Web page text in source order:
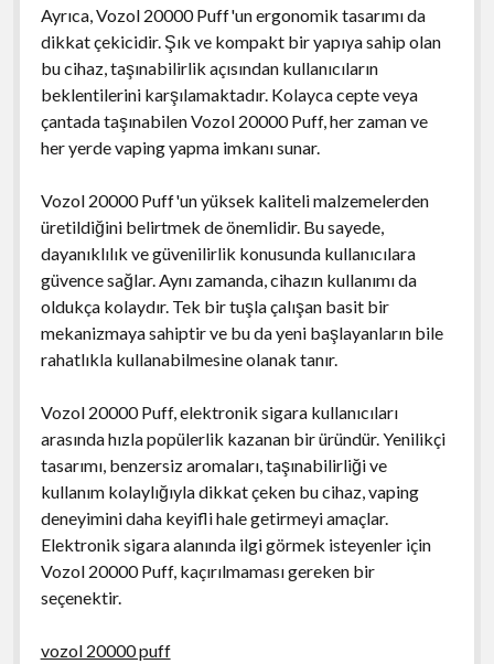
Ayrıca, Vozol 20000 Puff'un ergonomik tasarımı da
dikkat çekicidir. Şık ve kompakt bir yapıya sahip olan
bu cihaz, taşınabilirlik açısından kullanıcıların
beklentilerini karşılamaktadır. Kolayca cepte veya
çantada taşınabilen Vozol 20000 Puff, her zaman ve
her yerde vaping yapma imkanı sunar.
Vozol 20000 Puff'un yüksek kaliteli malzemelerden
üretildiğini belirtmek de önemlidir. Bu sayede,
dayanıklılık ve güvenilirlik konusunda kullanıcılara
güvence sağlar. Aynı zamanda, cihazın kullanımı da
oldukça kolaydır. Tek bir tuşla çalışan basit bir
mekanizmaya sahiptir ve bu da yeni başlayanların bile
rahatlıkla kullanabilmesine olanak tanır.
Vozol 20000 Puff, elektronik sigara kullanıcıları
arasında hızla popülerlik kazanan bir üründür. Yenilikçi
tasarımı, benzersiz aromaları, taşınabilirliği ve
kullanım kolaylığıyla dikkat çeken bu cihaz, vaping
deneyimini daha keyifli hale getirmeyi amaçlar.
Elektronik sigara alanında ilgi görmek isteyenler için
Vozol 20000 Puff, kaçırılmaması gereken bir
seçenektir.
vozol 20000 puff